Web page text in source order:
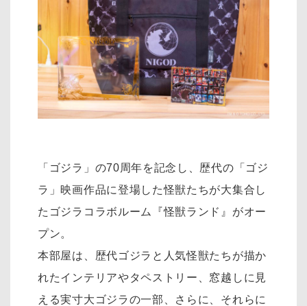
「ゴジラ」の70周年を記念し、歴代の「ゴジ
ラ」映画作品に登場した怪獣たちが大集合し
たゴジラコラボルーム『怪獣ランド』がオー
プン。
本部屋は、歴代ゴジラと人気怪獣たちが描か
れたインテリアやタペストリー、窓越しに見
える実寸大ゴジラの一部、さらに、それらに